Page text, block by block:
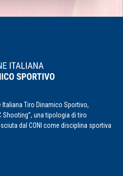
Tiro Dinamico Sportivo,
Shooting”, una tipologia di tiro
dal CONI come disciplina sportiva